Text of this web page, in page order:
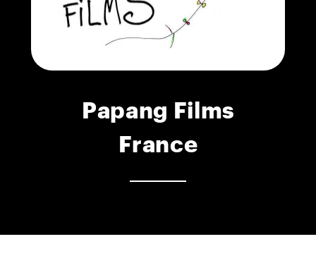
Papang Films
France